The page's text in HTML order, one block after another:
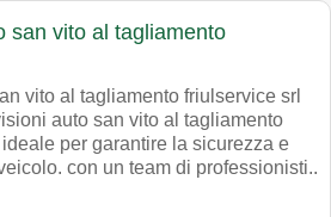
san vito al tagliamento
vito al tagliamento friulservice srl
auto san vito al tagliamento
per garantire la sicurezza e
con un team di professionisti..